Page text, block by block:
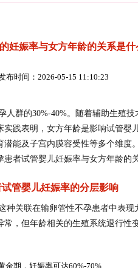
妊娠率与女方年龄的关系是什
时间：2026-05-15 11:10:23
群的30%-40%。随着辅助生殖
践表明，女方年龄是影响试管婴
能及子宫内膜容受性等多个维度
者试管婴儿妊娠率与女方年龄的
管婴儿妊娠率的分层影响
种关联在输卵管性不孕患者中表现
，但年龄相关的生殖系统退行性
金期，妊娠率可达60%-70%